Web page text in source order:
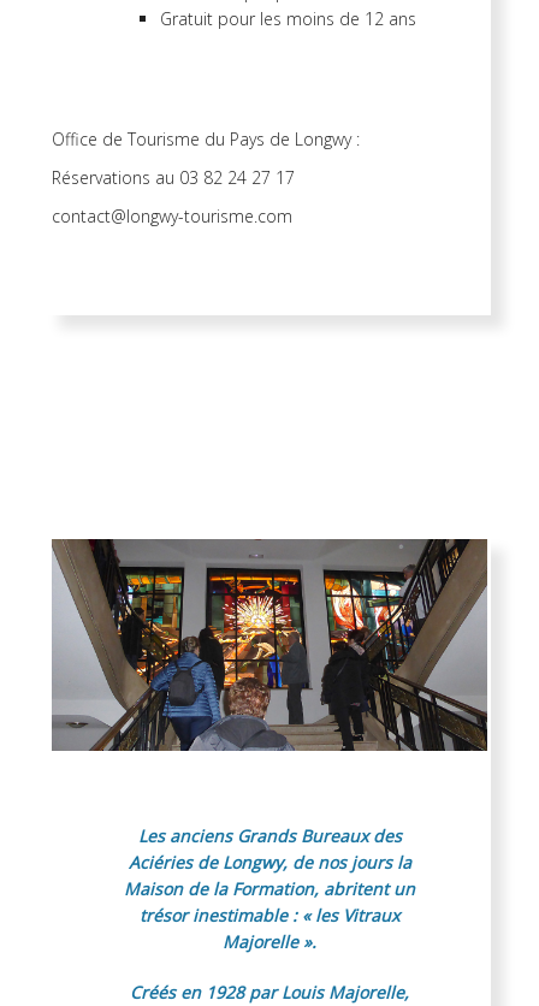
Gratuit pour les moins de 12 ans
Office de Tourisme du Pays de Longwy :
Réservations au 03 82 24 27 17
contact@longwy-tourisme.com
Les anciens Grands Bureaux des
Aciéries de Longwy, de nos jours la
Maison de la Formation, abritent un
trésor inestimable : « les Vitraux
Majorelle ».
Créés en 1928 par Louis Majorelle,